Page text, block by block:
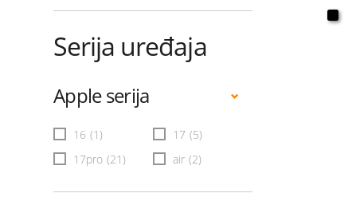
Serija uređaja
Apple serija
16 (1) 17 (5)
17pro (21) air (2)